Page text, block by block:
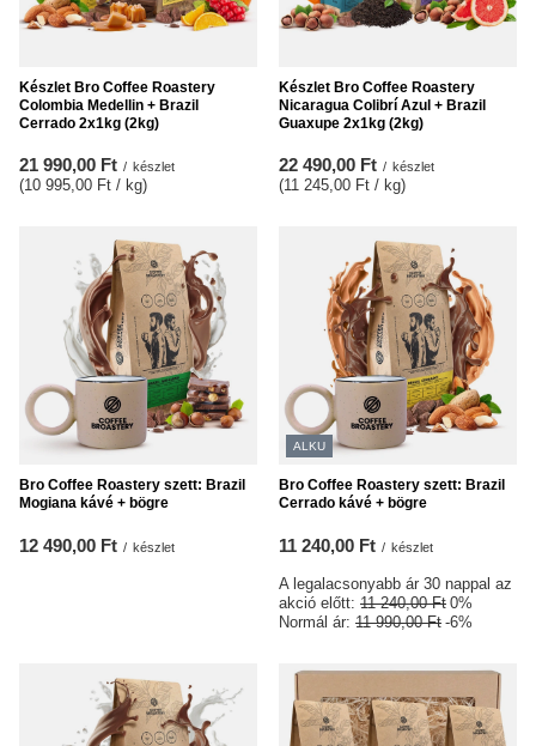
Készlet Bro Coffee Roastery
Colombia Medellin + Brazil
Cerrado 2x1kg (2kg)
21 990,00 Ft / készlet
(10 995,00 Ft / kg)
Készlet Bro Coffee Roastery
Nicaragua Colibrí Azul + Brazil
Guaxupe 2x1kg (2kg)
22 490,00 Ft / készlet
(11 245,00 Ft / kg)
Bro Coffee Roastery szett: Brazil
Mogiana kávé + bögre
12 490,00 Ft / készlet
ALKU
Bro Coffee Roastery szett: Brazil
Cerrado kávé + bögre
11 240,00 Ft / készlet
A legalacsonyabb ár 30 nappal az
akció előtt: 11 240,00 Ft 0%
Normál ár: 11 990,00 Ft -6%